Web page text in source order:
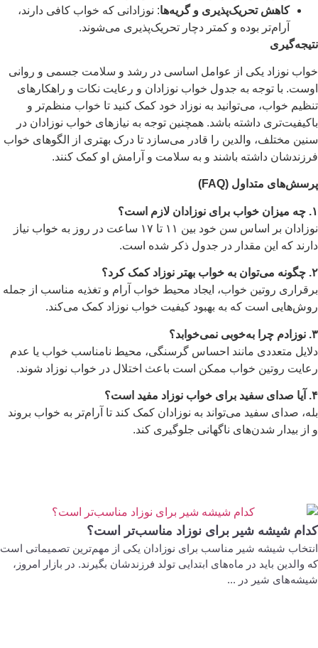
کاهش تحریک‌پذیری و گریه‌ها: نوزادانی که خواب کافی دارند،
آرام‌تر بوده و کمتر دچار تحریک‌پذیری می‌شوند.
نتیجه‌گیری
خواب نوزاد یکی از عوامل اساسی در رشد و سلامت جسمی و روانی
اوست. با توجه به جدول خواب نوزادان و رعایت نکات و راهکارهای
تنظیم خواب، می‌توانید به نوزاد خود کمک کنید تا خواب منظم‌تر و
باکیفیت‌تری داشته باشد. همچنین توجه به نیازهای خواب نوزادان در
سنین مختلف، والدین را قادر می‌سازد تا درک بهتری از الگوهای خواب
فرزندشان داشته باشند و به سلامت و آرامش او کمک کنند.
پرسش‌های متداول (FAQ)
۱. چه میزان خواب برای نوزادان لازم است؟
نوزادان بر اساس سن خود بین ۱۱ تا ۱۷ ساعت در روز به خواب نیاز
دارند که این مقدار در جدول ذکر شده است.
۲. چگونه می‌توان به خواب بهتر نوزاد کمک کرد؟
برقراری روتین خواب، ایجاد محیط خواب آرام و تغذیه مناسب از جمله
روش‌هایی است که به بهبود کیفیت خواب نوزاد کمک می‌کند.
۳. نوزادم چرا به‌خوبی نمی‌خوابد؟
دلایل متعددی مانند احساس گرسنگی، محیط نامناسب خواب یا عدم
رعایت روتین خواب ممکن است باعث اختلال در خواب نوزاد شوند.
۴. آیا صدای سفید برای خواب نوزاد مفید است؟
بله، صدای سفید می‌تواند به نوزادان کمک کند تا آرام‌تر به خواب بروند
و از بیدار شدن‌های ناگهانی جلوگیری کند.
کدام شیشه شیر برای نوزاد مناسب‌تر است؟
انتخاب شیشه شیر مناسب برای نوزادان یکی از مهم‌ترین تصمیماتی است
که والدین باید در ماه‌های ابتدایی تولد فرزندشان بگیرند. در بازار امروز،
شیشه‌های شیر در ...